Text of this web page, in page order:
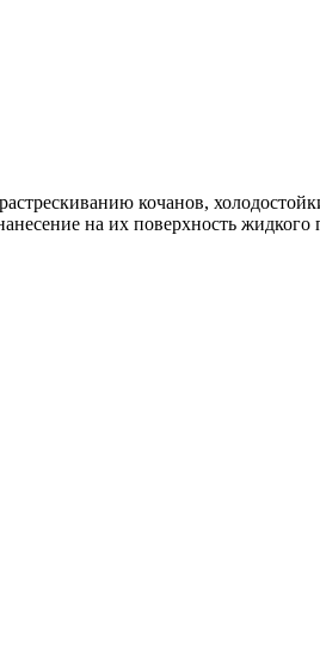
кочанов,
на их поверхность жидкого